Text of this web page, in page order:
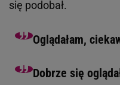
się podobał.
Oglądałam,
Dobrze się